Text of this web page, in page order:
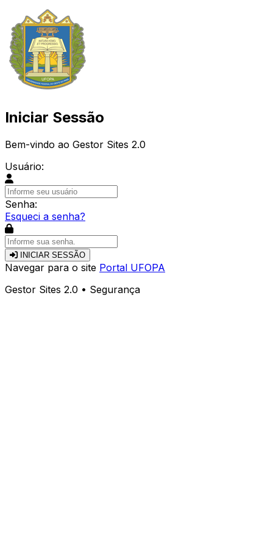
Iniciar Sessão
Bem-vindo ao Gestor Sites 2.0
Usuário:
Senha:
Esqueci a senha?
INICIAR SESSÃO
Navegar para o site Portal UFOPA
Gestor Sites 2.0 • Segurança